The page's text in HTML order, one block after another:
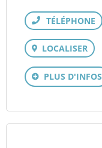
Téléphone
LOCALISER
PLUS D'INFOS